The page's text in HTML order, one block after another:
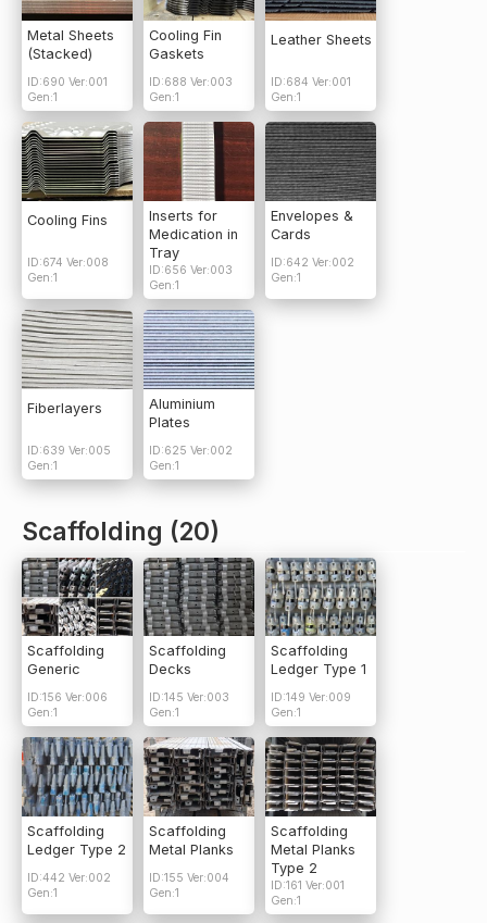
Metal Sheets
(Stacked)
ID:690 Ver:001
Gen:1
Cooling Fin
Gaskets
ID:688 Ver:003
Gen:1
Leather Sheets
ID:684 Ver:001
Gen:1
Cooling Fins
ID:674 Ver:008
Gen:1
Inserts for
Medication in
Tray
ID:656 Ver:003
Gen:1
Envelopes &
Cards
ID:642 Ver:002
Gen:1
Fiberlayers
ID:639 Ver:005
Gen:1
Aluminium
Plates
ID:625 Ver:002
Gen:1
Scaffolding (20)
Scaffolding
Generic
ID:156 Ver:006
Gen:1
Scaffolding
Decks
ID:145 Ver:003
Gen:1
Scaffolding
Ledger Type 1
ID:149 Ver:009
Gen:1
Scaffolding
Ledger Type 2
ID:442 Ver:002
Gen:1
Scaffolding
Metal Planks
ID:155 Ver:004
Gen:1
Scaffolding
Metal Planks
Type 2
ID:161 Ver:001
Gen:1